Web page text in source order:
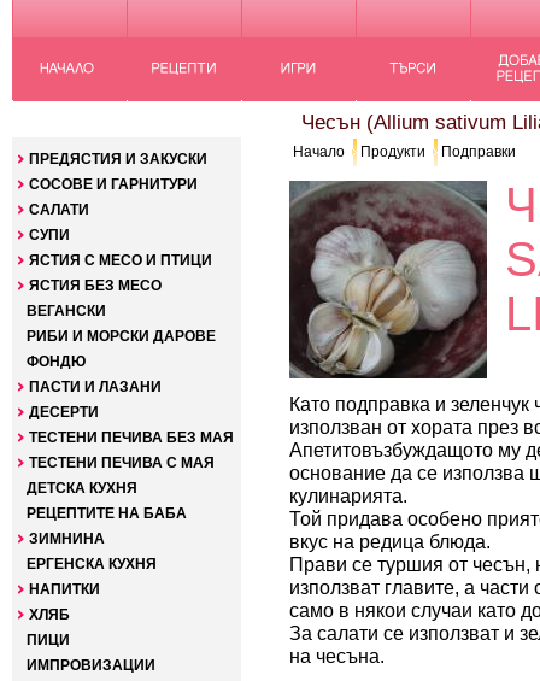
ПРЕДЯСТИЯ И ЗАКУСКИ
СОСОВЕ И ГАРНИТУРИ
САЛАТИ
СУПИ
ЯСТИЯ С МЕСО И ПТИЦИ
ЯСТИЯ БЕЗ МЕСО
ВЕГАНСКИ
РИБИ И МОРСКИ ДАРОВЕ
ФОНДЮ
ПАСТИ И ЛАЗАНИ
ДЕСЕРТИ
ТЕСТЕНИ ПЕЧИВА БЕЗ МАЯ
ТЕСТЕНИ ПЕЧИВА С МАЯ
ДЕТСКА КУХНЯ
РЕЦЕПТИТЕ НА БАБА
ЗИМНИНА
ЕРГЕНСКА КУХНЯ
НАПИТКИ
ХЛЯБ
ПИЦИ
ИМПРОВИЗАЦИИ
Чесън (Allium sativum
Начало Продукти Подправки
Като подправка и зеленчук
използван от хората през
Апетитовъзбуждащото му
основание да се използва
кулинарията.
Той придава особено
вкус на редица блюда.
Прави се туршия от чесън,
използват главите, а части
само в някои случаи като
За салати се използват и
на чесъна.